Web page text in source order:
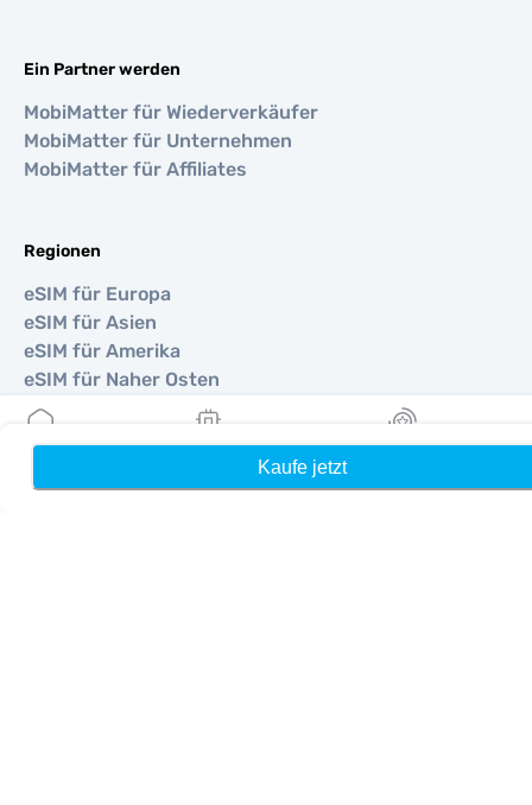
Kaufe jetzt
Ein Partner werden
MobiMatter für Wiederverkäufer
MobiMatter für Unternehmen
MobiMatter für Affiliates
Regionen
eSIM für Europa
eSIM für Asien
eSIM für Amerika
eSIM für Naher Osten
eSIM für Ozeanien
Meine eSIMs